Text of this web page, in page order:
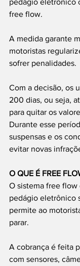
free flow.
A medida garante
motoristas
sofrer penalidades.
Com a decisão, os
200 dias, ou seja,
para quitar os
Durante esse
suspensas e os
evitar novas
O QUE É FREE
O sistema free
pedágio eletrônico
permite ao
parar.
A cobrança é feita
com sensores,